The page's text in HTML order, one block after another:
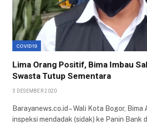
COVID19
Lima Orang Positif, Bima Imbau
Swasta Tutup Sementara
3 DESEMBER 2020
Barayanews.co.id – Wali Kota Bogor, Bima
inspeksi mendadak (sidak) ke Panin Bank